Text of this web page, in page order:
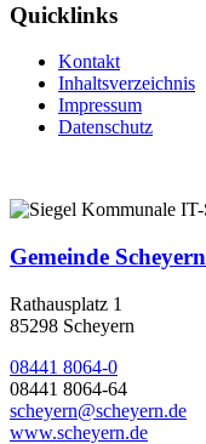
Quicklinks
Kontakt
Inhaltsverzeichnis
Impressum
Datenschutz
Gemeinde Scheyern
Rathausplatz 1
85298 Scheyern
08441 8064-0
08441 8064-64
scheyern@scheyern.de
www.scheyern.de